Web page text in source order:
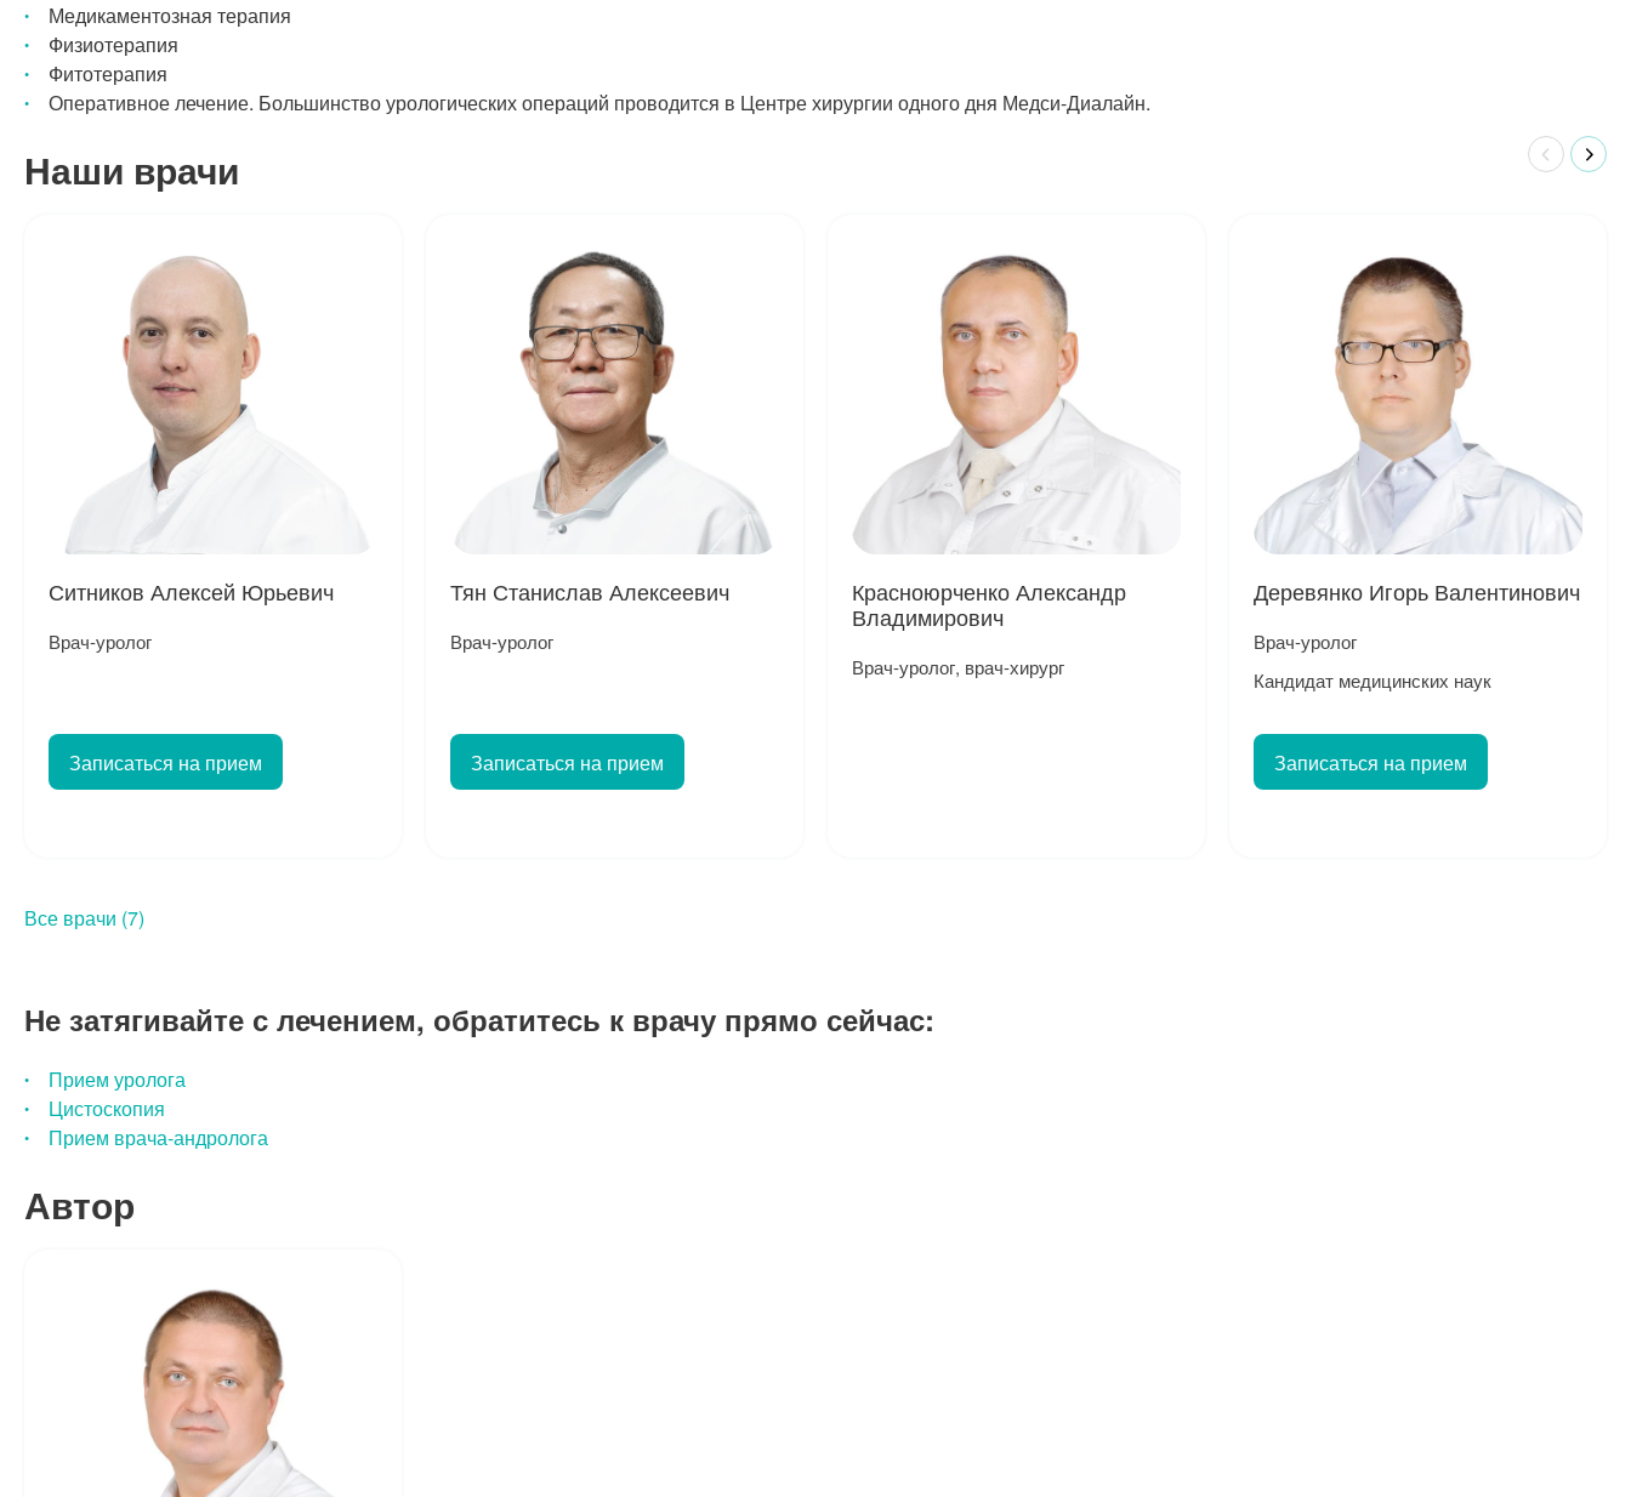
Медикаментозная терапия
Физиотерапия
Фитотерапия
Оперативное лечение. Большинство урологических операций проводится в Центре хирургии одного дня Медси-Диалайн.
Наши врачи
Ситников Алексей Юрьевич
Врач-уролог
Записаться на прием
Тян Станислав Алексеевич
Врач-уролог
Записаться на прием
Красноюрченко Александр
Владимирович
Врач-уролог, врач-хирург
Деревянко Игорь Валентинович
Врач-уролог
Кандидат медицинских наук
Записаться на прием
Все врачи (7)
Не затягивайте с лечением, обратитесь к врачу прямо сейчас:
Прием уролога
Цистоскопия
Прием врача-андролога
Автор